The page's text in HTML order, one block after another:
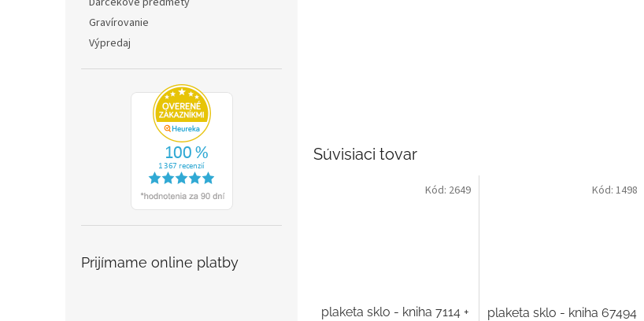
Gravírovanie
Výpredaj
Prijímame online platby
Súvisiaci tovar
plaketa sklo - kniha 7114 +
Kód: 2649
plaketa sklo - kniha 67494
Kód: 1498